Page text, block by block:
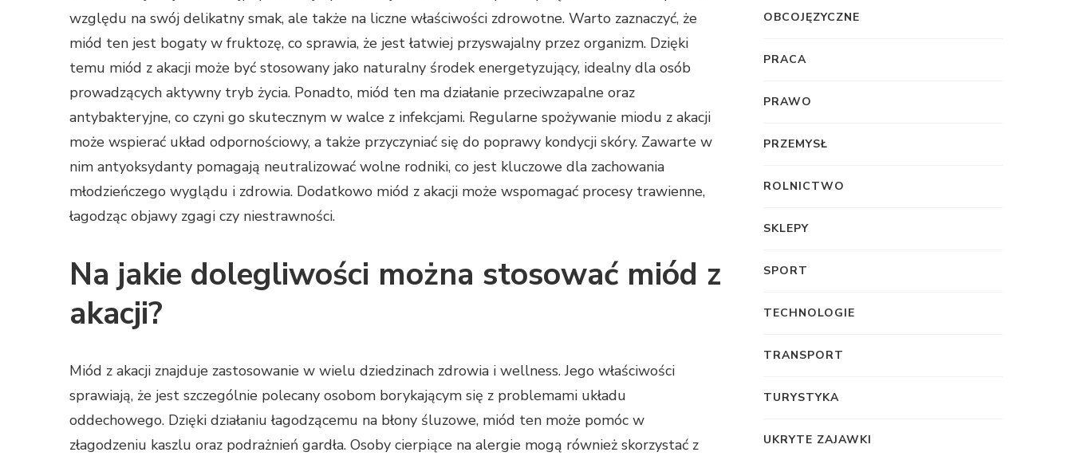
względu na swój delikatny smak, ale także na liczne właściwości zdrowotne. Warto zaznaczyć, że
miód ten jest bogaty w fruktozę, co sprawia, że jest łatwiej przyswajalny przez organizm. Dzięki
temu miód z akacji może być stosowany jako naturalny środek energetyzujący, idealny dla osób
prowadzących aktywny tryb życia. Ponadto, miód ten ma działanie przeciwzapalne oraz
antybakteryjne, co czyni go skutecznym w walce z infekcjami. Regularne spożywanie miodu z akacji
może wspierać układ odpornościowy, a także przyczyniać się do poprawy kondycji skóry. Zawarte w
nim antyoksydanty pomagają neutralizować wolne rodniki, co jest kluczowe dla zachowania
młodzieńczego wyglądu i zdrowia. Dodatkowo miód z akacji może wspomagać procesy trawienne,
łagodząc objawy zgagi czy niestrawności.
Na jakie dolegliwości można stosować miód z
akacji?
Miód z akacji znajduje zastosowanie w wielu dziedzinach zdrowia i wellness. Jego właściwości
sprawiają, że jest szczególnie polecany osobom borykającym się z problemami układu
oddechowego. Dzięki działaniu łagodzącemu na błony śluzowe, miód ten może pomóc w
złagodzeniu kaszlu oraz podrażnień gardła. Osoby cierpiące na alergie mogą również skorzystać z
OBCOJĘZYCZNE
PRACA
PRAWO
PRZEMYSŁ
ROLNICTWO
SKLEPY
SPORT
TECHNOLOGIE
TRANSPORT
TURYSTYKA
UKRYTE ZAJAWKI